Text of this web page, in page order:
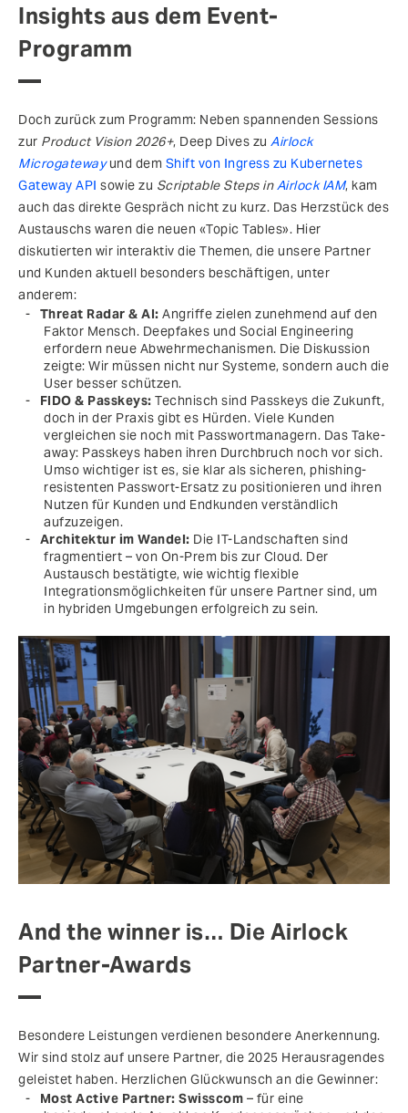
Insights aus dem Event-
Programm
Doch zurück zum Programm: Neben spannenden Sessions
zur Product Vision 2026+, Deep Dives zu Airlock
Microgatewayund dem Shift von Ingress zu Kubernetes
Gateway API sowie zu Scriptable Steps inAirlock IAM, kam
auch das direkte Gespräch nicht zu kurz. Das Herzstück des
Austauschs waren die neuen «Topic Tables». Hier
diskutierten wir interaktiv die Themen, die unsere Partner
und Kunden aktuell besonders beschäftigen, unter
anderem:
Threat Radar & AI: Angriffe zielen zunehmend auf den
Faktor Mensch. Deepfakes und Social Engineering
erfordern neue Abwehrmechanismen. Die Diskussion
zeigte: Wir müssen nicht nur Systeme, sondern auch die
User besser schützen.
FIDO & Passkeys: Technisch sind Passkeys die Zukunft,
doch in der Praxis gibt es Hürden. Viele Kunden
vergleichen sie noch mit Passwortmanagern. Das Take-
away: Passkeys haben ihren Durchbruch noch vor sich.
Umso wichtiger ist es, sie klar als sicheren, phishing-
resistenten Passwort-Ersatz zu positionieren und ihren
Nutzen für Kunden und Endkunden verständlich
aufzuzeigen.
Architektur im Wandel: Die IT-Landschaften sind
fragmentiert – von On-Prem bis zur Cloud. Der
Austausch bestätigte, wie wichtig flexible
Integrationsmöglichkeiten für unsere Partner sind, um
in hybriden Umgebungen erfolgreich zu sein.
And the winner is… Die Airlock
Partner-Awards
Besondere Leistungen verdienen besondere Anerkennung.
Wir sind stolz auf unsere Partner, die 2025 Herausragendes
geleistet haben. Herzlichen Glückwunsch an die Gewinner:
Most Active Partner: Swisscom – für eine